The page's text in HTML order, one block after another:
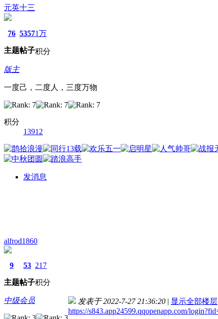
元英十三
76
主题
5357
帖子
1万
积分
版主
一度己，二度人，三度万物
积分
13912
发消息
alfrod1860
9
主题
53
帖子
217
积分
中级会员 发表于 2022-7-27 21:36:20 | 显示全部楼层
https://s843.app24599.qqopenapp.com/